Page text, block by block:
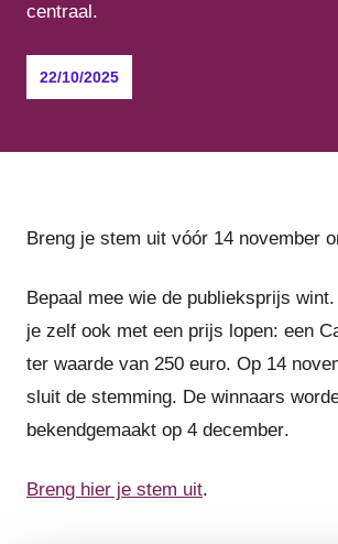
centraal.
22/10/2025
Breng je stem uit vóór 14 november
Bepaal mee wie de publieksprijs
je zelf ook met een prijs lopen: een
ter waarde van 250 euro. Op 14
sluit de stemming. De winnaars
bekendgemaakt op 4 december.
Breng hier je stem uit.